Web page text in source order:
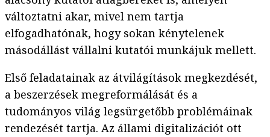
változtatni akar, mivel nem tartja
elfogadhatónak, hogy sokan kénytelenek
másodállást vállalni kutatói munkájuk mellett.
Első feladatainak az átvilágítások megkezdését,
a beszerzések megreformálását és a
tudományos világ legsürgetőbb problémáinak
rendezését tartja. Az állami digitalizációt ott